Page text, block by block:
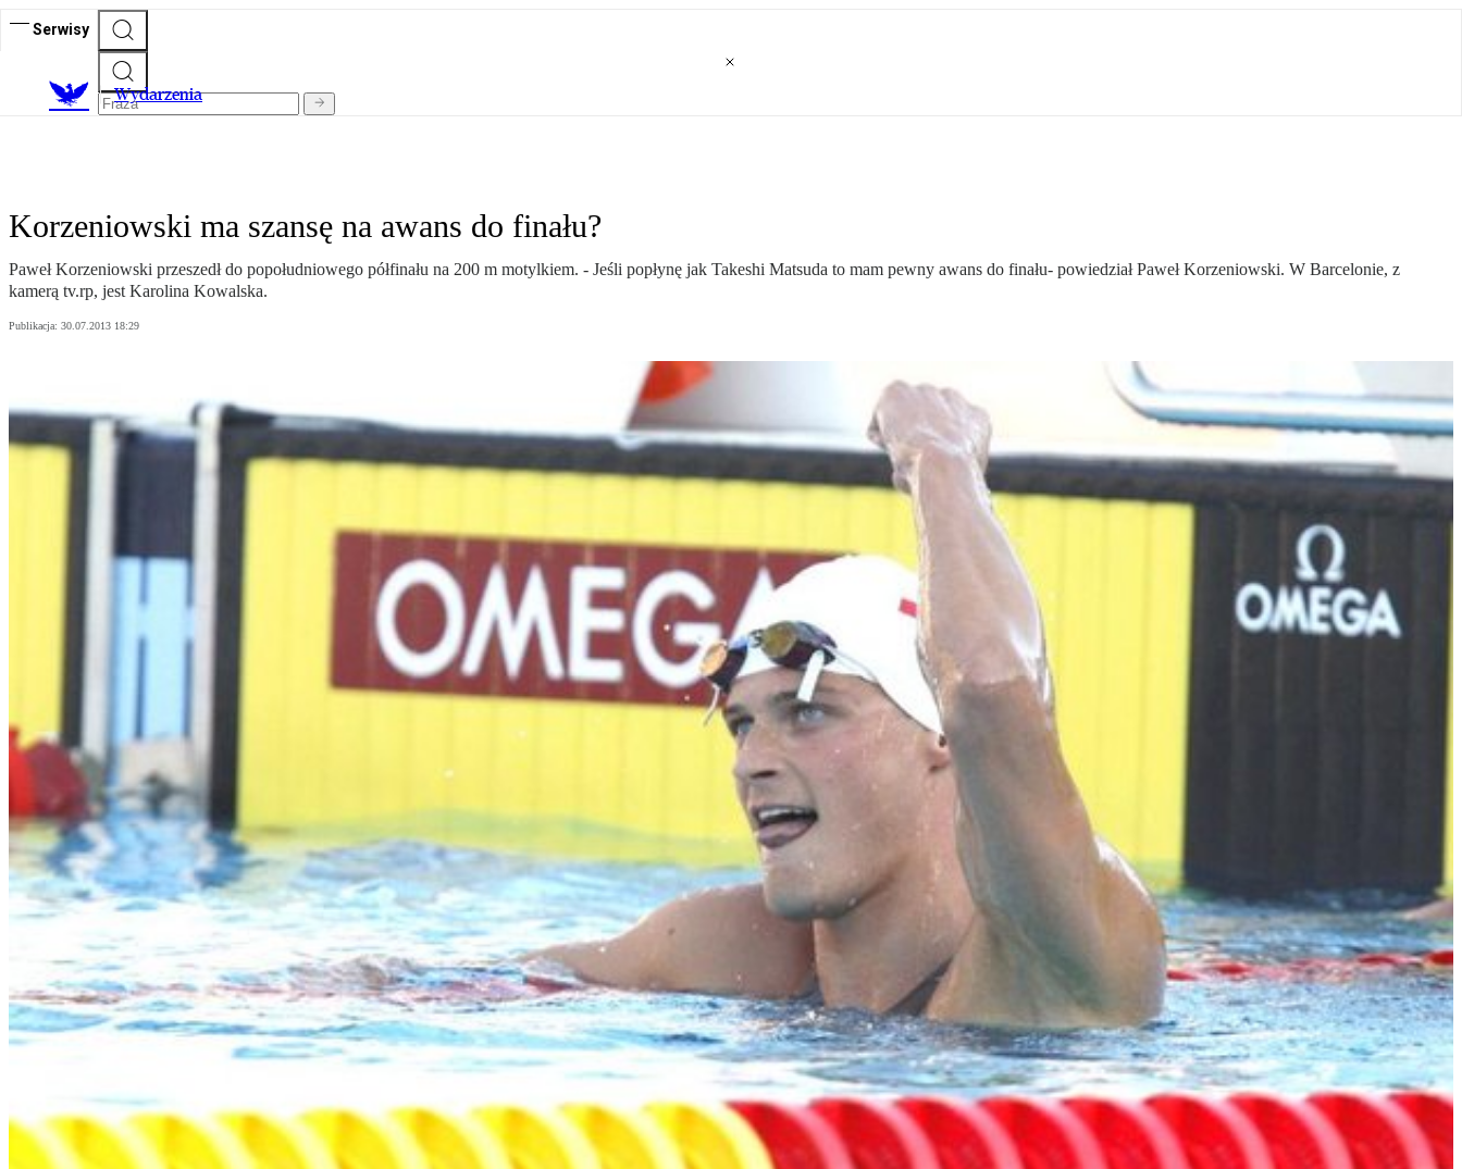
Serwisy
Wydarzenia
Korzeniowski ma szansę na awans do finału?
Paweł Korzeniowski przeszedł do popołudniowego półfinału na 200 m motylkiem. - Jeśli popłynę jak Takeshi Matsuda to mam pewny awans do finału- powiedział Paweł Korzeniowski. W Barcelonie, z
kamerą tv.rp, jest Karolina Kowalska.
Publikacja: 30.07.2013 18:29